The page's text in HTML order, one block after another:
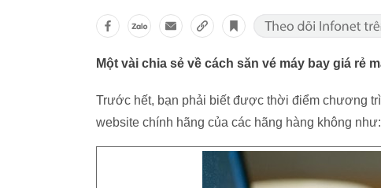
Một vài chia sẻ về cách săn vé máy bay giá rẻ
Trước hết, bạn phải biết được thời điểm chương
website chính hãng của các hãng hàng không